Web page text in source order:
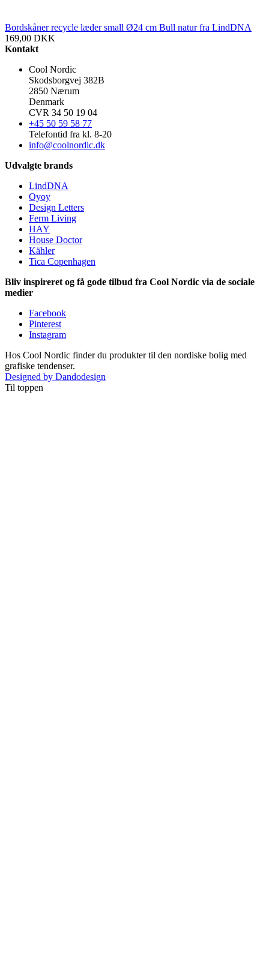
Bordskåner recycle læder small Ø24 cm Bull natur fra LindDNA
169,00 DKK
Kontakt
Cool Nordic
Skodsborgvej 382B
2850 Nærum
Denmark
CVR 34 50 19 04
+45 50 59 58 77
Telefontid fra kl. 8-20
info@coolnordic.dk
Udvalgte brands
LindDNA
Oyoy
Design Letters
Ferm Living
HAY
House Doctor
Kähler
Tica Copenhagen
Bliv inspireret og få gode tilbud fra Cool Nordic via de sociale
medier
Facebook
Pinterest
Instagram
Hos Cool Nordic finder du produkter til den nordiske bolig med
grafiske tendenser.
Designed by Dandodesign
Til toppen